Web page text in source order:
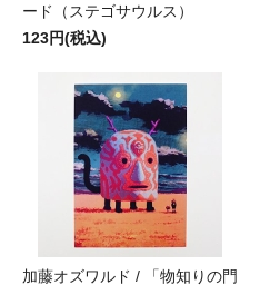
ード（ステゴサウルス）
123円(税込)
加藤オズワルド / 「物知りの門